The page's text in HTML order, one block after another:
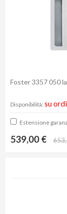
Foster 3357 050
Disponibilità: su
Estensione
539,00 €